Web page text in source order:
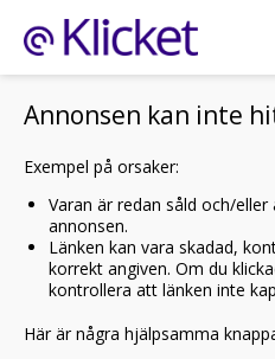
Annonsen kan inte
Exempel på orsaker:
Varan är redan såld och/
annonsen.
Länken kan vara skadad,
korrekt angiven. Om du
kontrollera att länken inte
Här är några hjälpsamma